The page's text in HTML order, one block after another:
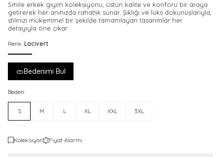
Smile erkek giyim koleksiyonu, üstün kalite ve konforu bir araya
getirerek her anınızda rahatlık sunar. Şıklığı ve lüks dokunuşlarıyla,
stilinizi mükemmel bir şekilde tamamlayan tasarımlar her
detayıyla öne çıkar.
Renk: Lacivert
Bedenimi Bul
Beden:
S M L XL XXL 3XL
Koleksiyon Fiyat Alarmı